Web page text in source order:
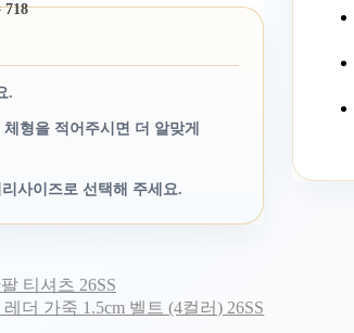
718
.
형을 적어주시면 더 알맞게
사이즈로 선택해 주세요.
티셔츠 26SS
더 가죽 1.5cm 벨트 (4컬러) 26SS